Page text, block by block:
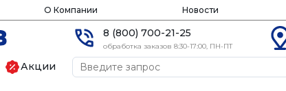
О Компании Новости
8 (800) 700-21-25
обработка заказов 8:30-17:00, ПН-ПТ
Акции